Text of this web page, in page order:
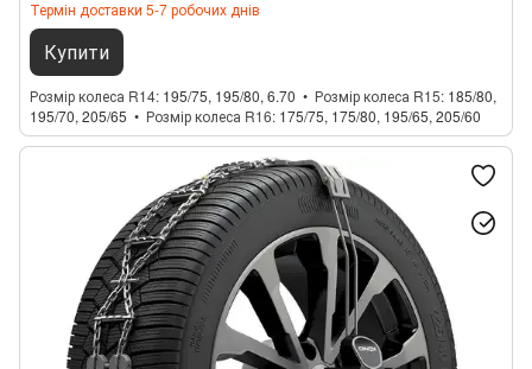
Термін доставки 5-7 робочих днів
Купити
Розмір колеса R14 195/75, 195/80, 6.70 Розмір колеса R15 185/80,
195/70, 205/65
Розмір колеса R16 175/75, 175/80, 195/65, 205/60